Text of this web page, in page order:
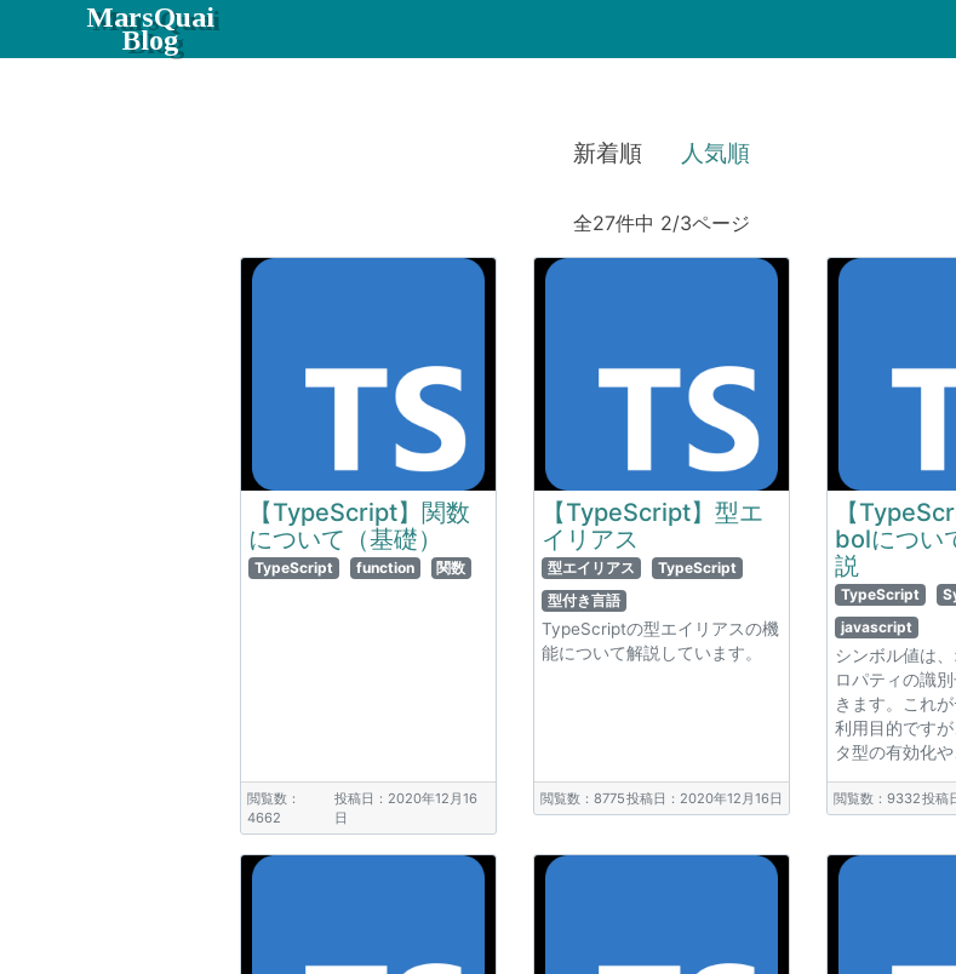
MarsQuai
Blog
新着順 人気順
全27件中 2/3ページ
【TypeScript】関数
について（基礎）
TypeScript function 関数
閲覧数：
4662
投稿日：2020年12月16
日
【TypeScript】型エ
イリアス
型エイリアス
TypeScript
型付き言語
TypeScriptの型エイリアスの機
能について解説しています。
閲覧数：8775投稿日：2020年12月16日
【
bolについ
説
TypeScript
javascript
シンボル値は
ロパティの識
きます。これ
利用目的です
タ型の有効化
閲覧数：9332投稿